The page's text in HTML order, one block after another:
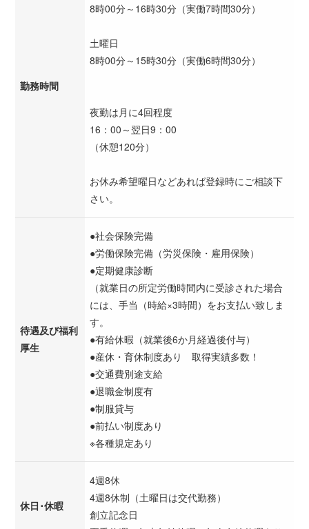
勤務時間
8時00分～16時30分（実働7時間30分）
土曜日
8時00分～15時30分（実働6時間30分）
夜勤は月に4回程度
16：00～翌日9：00
（休憩120分）
お休み希望曜日などあれば登録時にご相談下
さい。
待遇及び福利
厚生
●社会保険完備
●労働保険完備（労災保険・雇用保険）
●定期健康診断
（就業日の所定労働時間内に受診された場合
には、手当（時給×3時間）をお支払い致しま
す。
●有給休暇（就業後6か月経過後付与）
●産休・育休制度あり 取得実績多数！
●交通費別途支給
●退職金制度有
●制服貸与
●前払い制度あり
※各種規定あり
休日･休暇
4週8休
4週8休制（土曜日は交代勤務）
創立記念日